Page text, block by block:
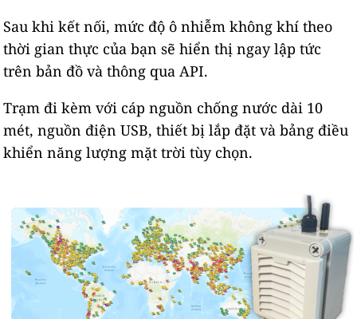
Sau khi kết nối, mức độ ô nhiễm không khí theo
thời gian thực của bạn sẽ hiển thị ngay lập tức
trên bản đồ và thông qua API.
Trạm đi kèm với cáp nguồn chống nước dài 10
mét, nguồn điện USB, thiết bị lắp đặt và bảng điều
khiển năng lượng mặt trời tùy chọn.